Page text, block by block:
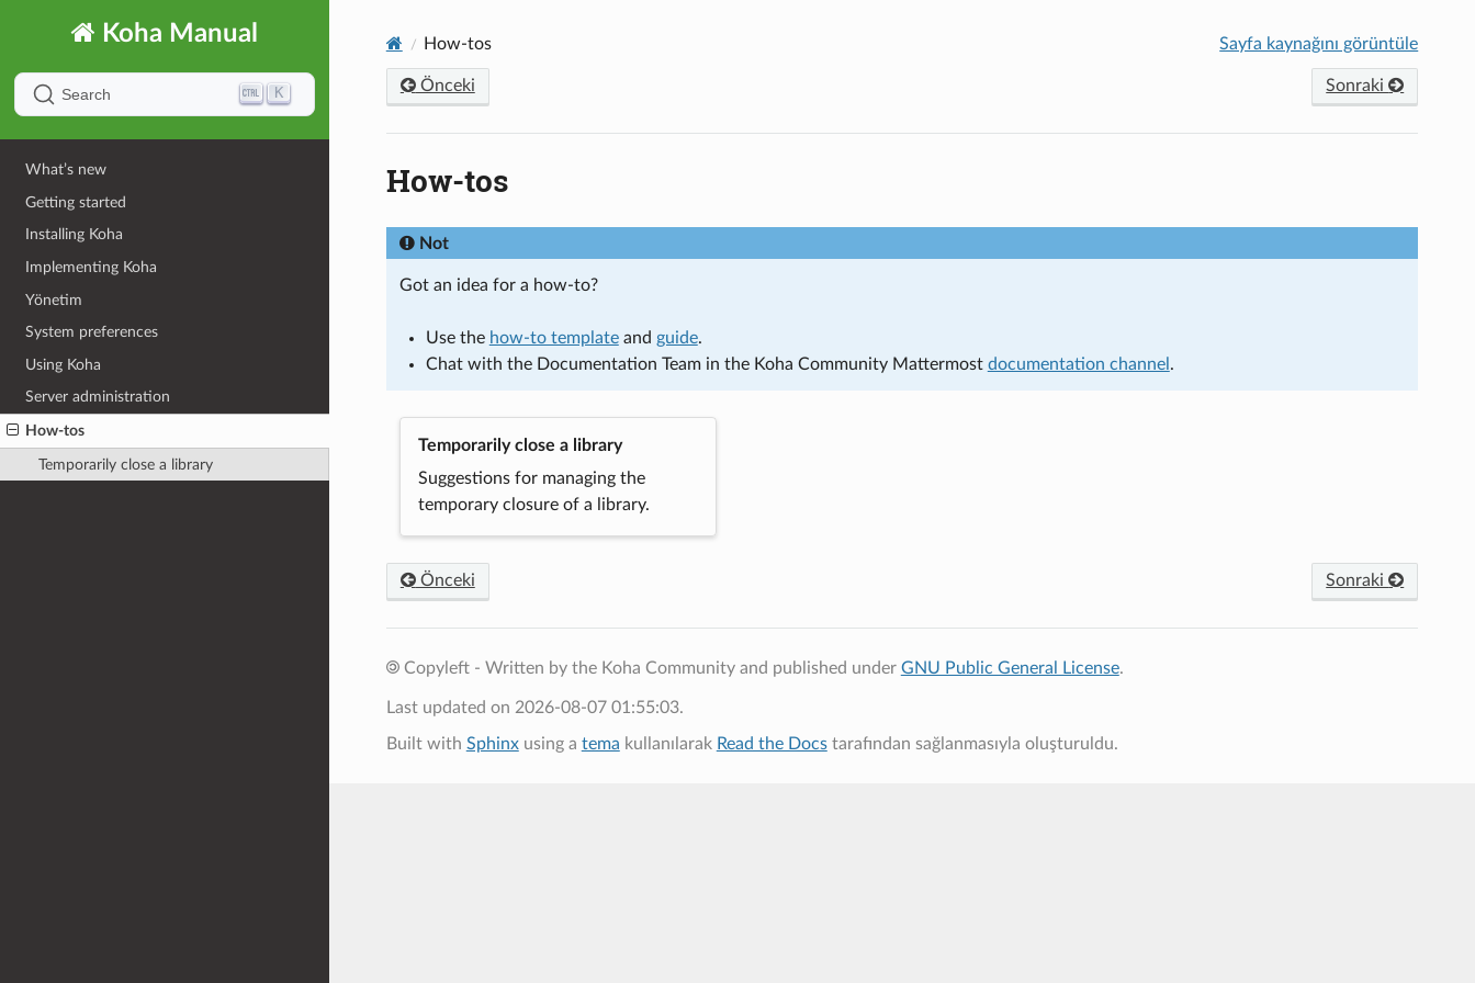
Koha Manual
Search K
What’s new
Getting started
Installing Koha
Implementing Koha
Yönetim
System preferences
Using Koha
Server administration
How-tos
Temporarily close a library
How-tos Sayfa kaynağını görüntüle
Önceki Sonraki
How-tos
Not
Got an idea for a how-to?
Use the how-to templateand guide.
Chat with the Documentation Team in the Koha Community Mattermost documentation channel .
Temporarily close a library
Suggestions for managing the
temporary closure of a library.
Önceki Sonraki
Copyleft - Written by the Koha Community and published under GNU Public General License.
Last updated on 2026-08-07 01:55:03.
Built with Sphinxusing a tema kullanılarak Read the Docstarafından sağlanmasıyla oluşturuldu.